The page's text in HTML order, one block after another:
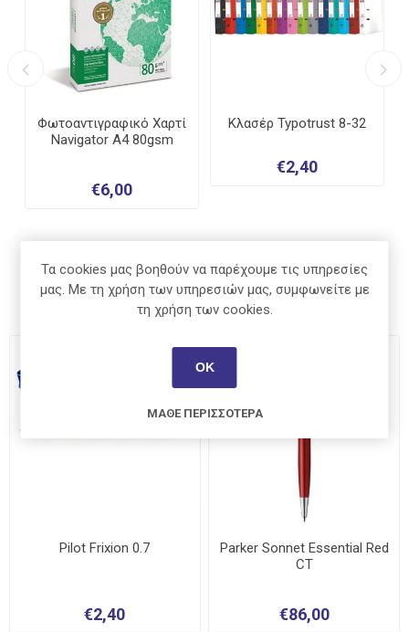
Φωτοαντιγραφικό Χαρτί
Navigator A4 80gsm
€6,00
Κλασέρ Typotrust 8-32
€2,40
Προτεινομενα Προϊοντα
Pilot Frixion 0.7
€2,40
Parker Sonnet Essential Red
CT
€86,00
Τα cookies μας βοηθούν να παρέχουμε τις υπηρεσίες
μας. Με τη χρήση των υπηρεσιών μας, συμφωνείτε με
τη χρήση των cookies.
ΟΚ
ΜΆΘΕ ΠΕΡΙΣΣΌΤΕΡΑ